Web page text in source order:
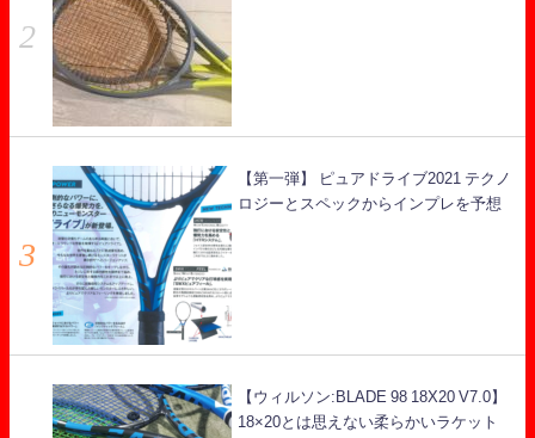
【第一弾】 ピュアドライブ2021 テクノ
ロジーとスペックからインプレを予想
【ウィルソン:BLADE 98 18X20 V7.0】
18×20とは思えない柔らかいラケット